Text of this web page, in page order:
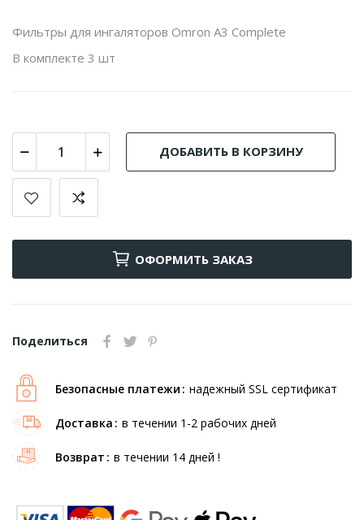
Фильтры для ингаляторов Omron A3 Complete
В комплекте 3 шт
ДОБАВИТЬ В КОРЗИНУ
ОФОРМИТЬ ЗАКАЗ
Поделиться
Безопасные платежи надежный SSL сертификат
Доставка в течении 1-2 рабочих дней
Возврат в течении 14 дней !